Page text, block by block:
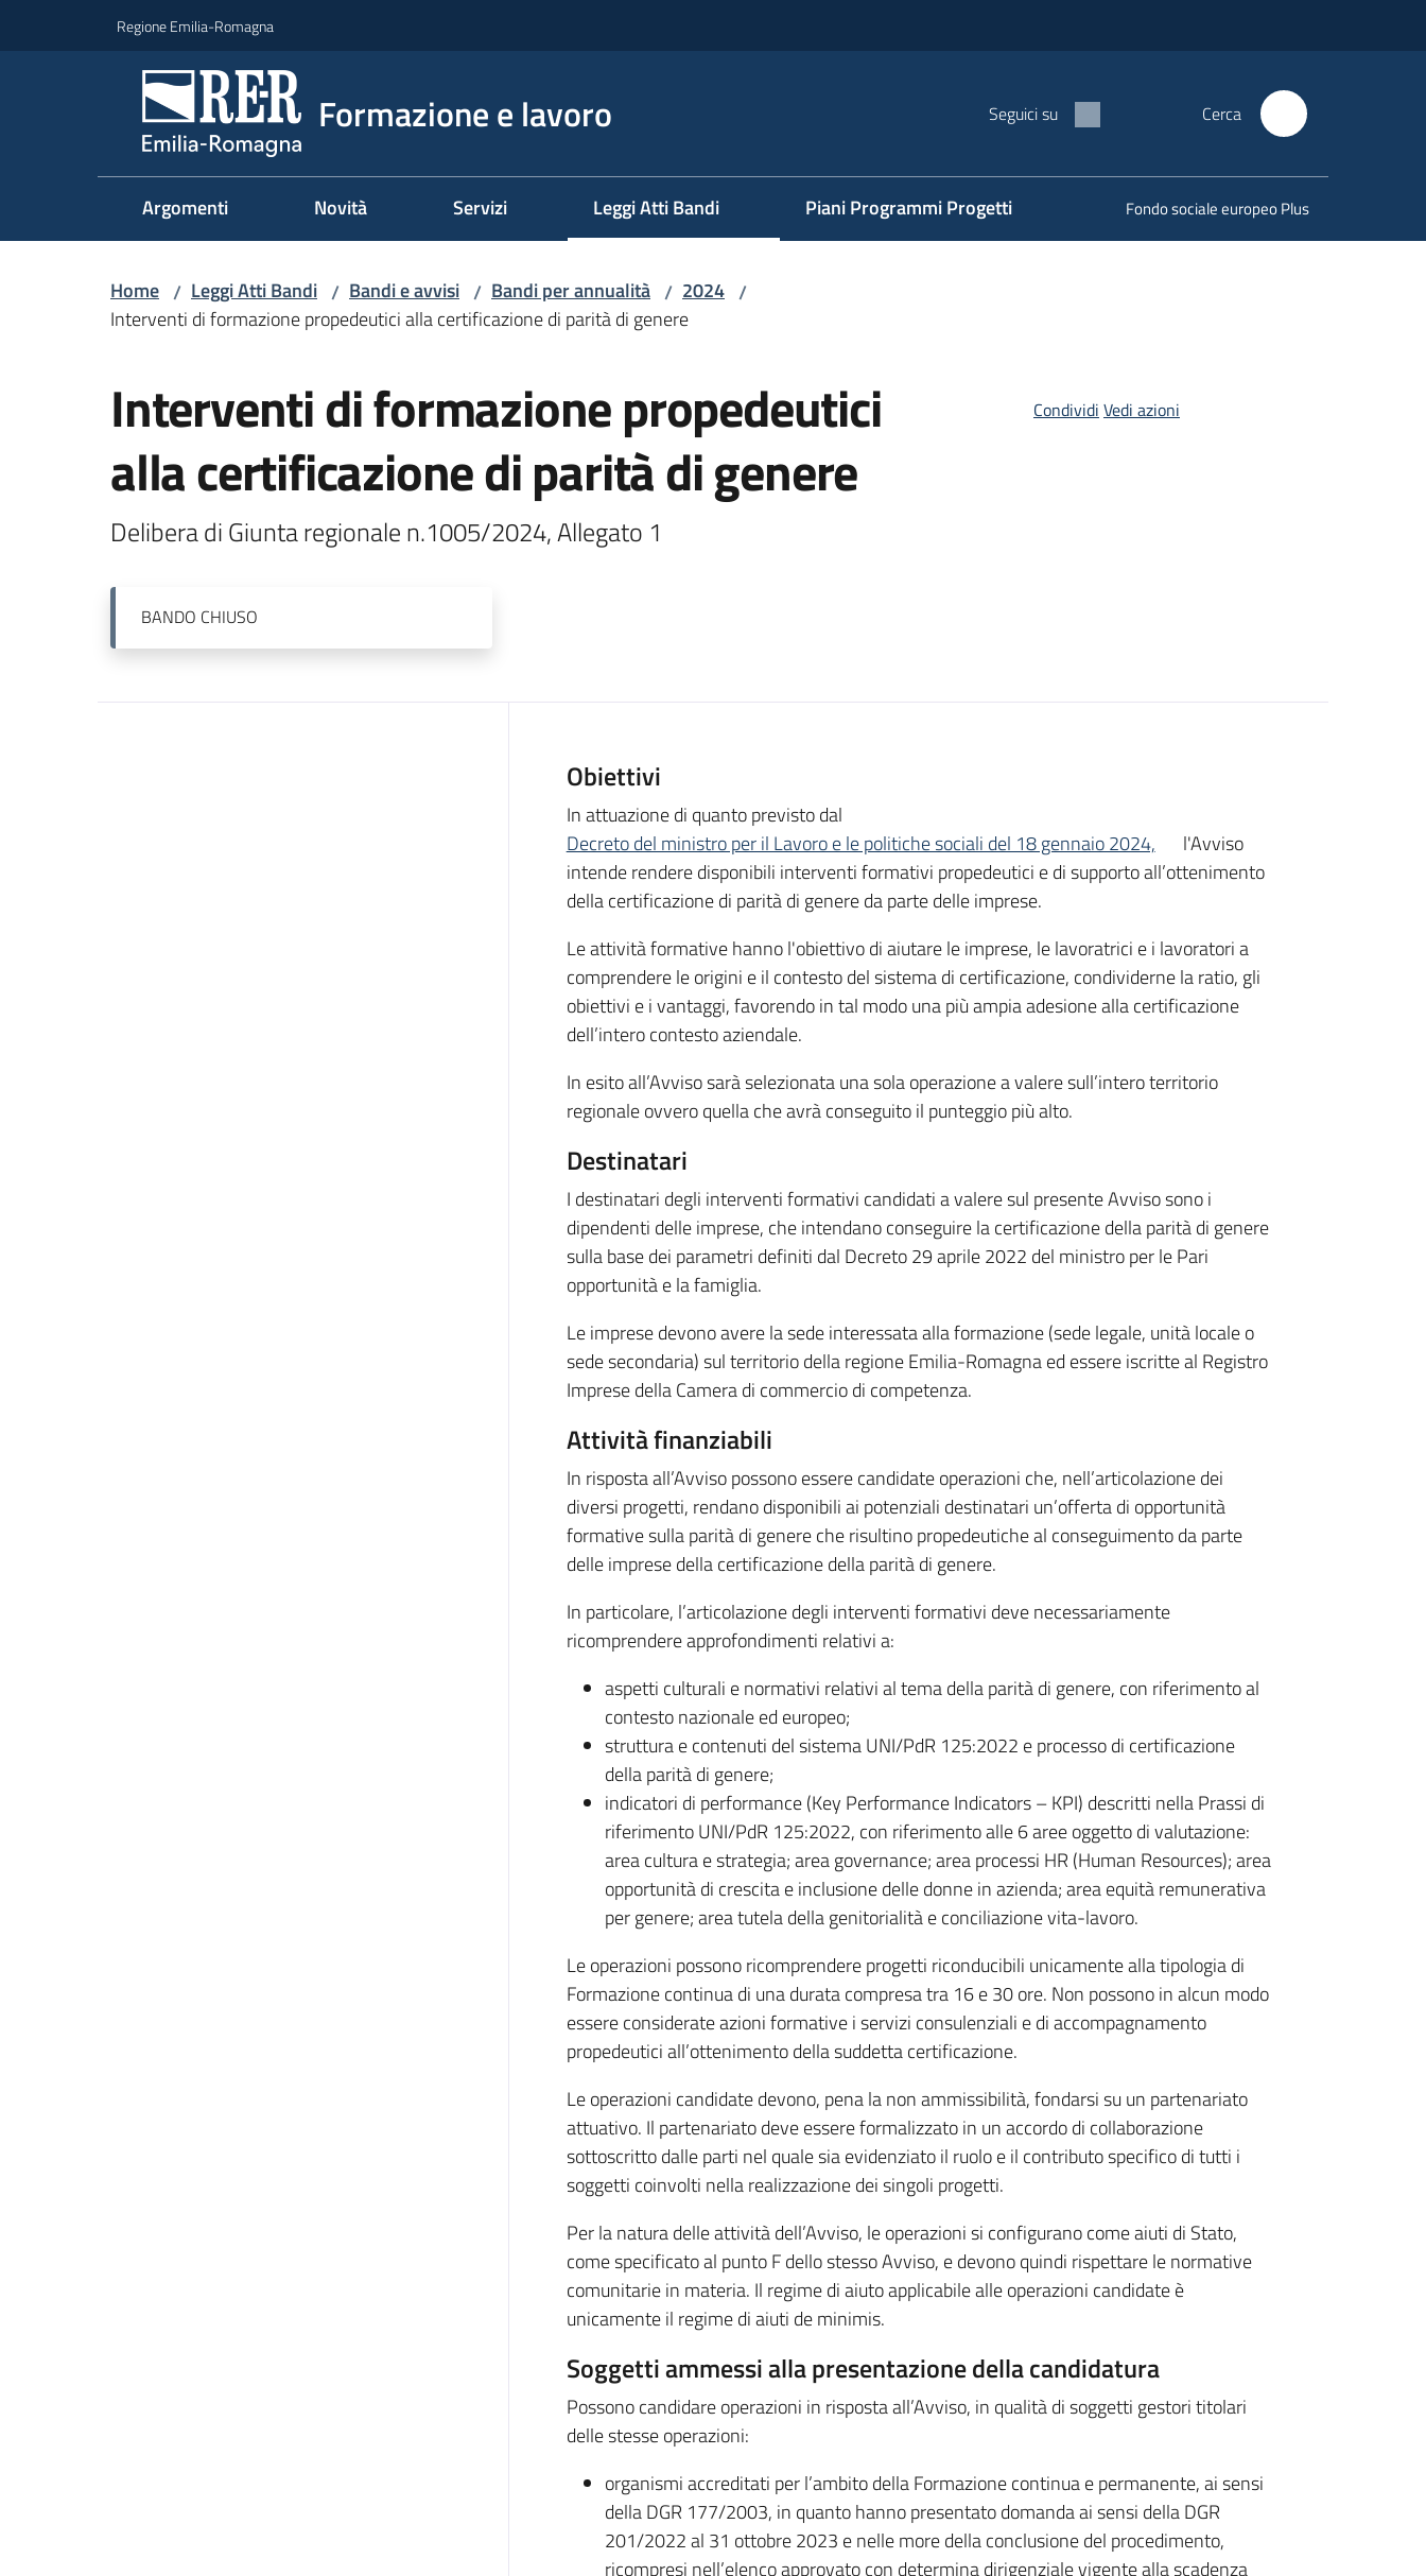
Regione Emilia-Romagna
Formazione e lavoro Seguici su Cerca
Argomenti Novità Servizi Leggi Atti Bandi Piani Programmi Progetti Fondo sociale europeo Plus
Home / Leggi Atti Bandi / Bandi e avvisi / Bandi per annualità / 2024 /
Interventi di formazione propedeutici alla certificazione di parità di genere
Interventi di formazione propedeutici
alla certificazione di parità di genere
Delibera di Giunta regionale n.1005/2024, Allegato 1
BANDO CHIUSO
Condividi Vedi azioni
Descrizione
Obiettivi
In attuazione di quanto previsto dal
Decreto del ministro per il Lavoro e le politiche sociali del 18 gennaio 2024,
l'Avviso
intende rendere disponibili interventi formativi propedeutici e di supporto all’ottenimento
della certificazione di parità di genere da parte delle imprese.
Le attività formative hanno l'obiettivo di aiutare le imprese, le lavoratrici e i lavoratori a
comprendere le origini e il contesto del sistema di certificazione, condividerne la ratio, gli
obiettivi e i vantaggi, favorendo in tal modo una più ampia adesione alla certificazione
dell’intero contesto aziendale.
In esito all’Avviso sarà selezionata una sola operazione a valere sull’intero territorio
regionale ovvero quella che avrà conseguito il punteggio più alto.
Destinatari
I destinatari degli interventi formativi candidati a valere sul presente Avviso sono i
dipendenti delle imprese, che intendano conseguire la certificazione della parità di genere
sulla base dei parametri definiti dal Decreto 29 aprile 2022 del ministro per le Pari
opportunità e la famiglia.
Le imprese devono avere la sede interessata alla formazione (sede legale, unità locale o
sede secondaria) sul territorio della regione Emilia-Romagna ed essere iscritte al Registro
Imprese della Camera di commercio di competenza.
Attività finanziabili
In risposta all’Avviso possono essere candidate operazioni che, nell’articolazione dei
diversi progetti, rendano disponibili ai potenziali destinatari un’offerta di opportunità
formative sulla parità di genere che risultino propedeutiche al conseguimento da parte
delle imprese della certificazione della parità di genere.
In particolare, l’articolazione degli interventi formativi deve necessariamente
ricomprendere approfondimenti relativi a:
aspetti culturali e normativi relativi al tema della parità di genere, con riferimento al
contesto nazionale ed europeo;
struttura e contenuti del sistema UNI/PdR 125:2022 e processo di certificazione
della parità di genere;
indicatori di performance (Key Performance Indicators – KPI) descritti nella Prassi di
riferimento UNI/PdR 125:2022, con riferimento alle 6 aree oggetto di valutazione:
area cultura e strategia; area governance; area processi HR (Human Resources); area
opportunità di crescita e inclusione delle donne in azienda; area equità remunerativa
per genere; area tutela della genitorialità e conciliazione vita-lavoro.
Le operazioni possono ricomprendere progetti riconducibili unicamente alla tipologia di
Formazione continua di una durata compresa tra 16 e 30 ore. Non possono in alcun modo
essere considerate azioni formative i servizi consulenziali e di accompagnamento
propedeutici all’ottenimento della suddetta certificazione.
Le operazioni candidate devono, pena la non ammissibilità, fondarsi su un partenariato
attuativo. Il partenariato deve essere formalizzato in un accordo di collaborazione
sottoscritto dalle parti nel quale sia evidenziato il ruolo e il contributo specifico di tutti i
soggetti coinvolti nella realizzazione dei singoli progetti.
Per la natura delle attività dell’Avviso, le operazioni si configurano come aiuti di Stato,
come specificato al punto F dello stesso Avviso, e devono quindi rispettare le normative
comunitarie in materia. Il regime di aiuto applicabile alle operazioni candidate è
unicamente il regime di aiuti de minimis.
Soggetti ammessi alla presentazione della candidatura
Possono candidare operazioni in risposta all’Avviso, in qualità di soggetti gestori titolari
delle stesse operazioni:
organismi accreditati per l’ambito della Formazione continua e permanente, ai sensi
della DGR 177/2003, in quanto hanno presentato domanda ai sensi della DGR
201/2022 al 31 ottobre 2023 e nelle more della conclusione del procedimento,
ricompresi nell’elenco approvato con determina dirigenziale vigente alla scadenza